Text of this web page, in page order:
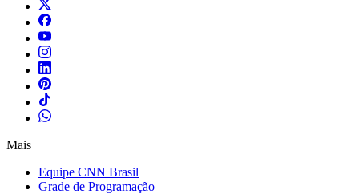
Mais
Equipe CNN Brasil
Grade de Programação